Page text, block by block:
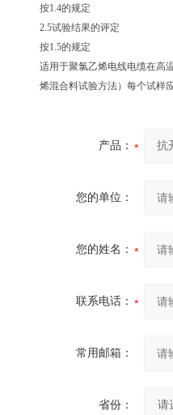
按1.4的规定
2.5试验结果的评定
按1.5的规定
适用于聚氯乙烯电线电缆在高
烯混合料试验方法）每个试样
产品：
您的单位：
您的姓名：
联系电话：
常用邮箱：
省份：